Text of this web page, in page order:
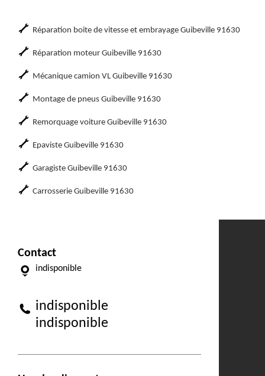
Réparation boite de vitesse et embrayage Guibeville 91630
Réparation moteur Guibeville 91630
Mécanique camion VL Guibeville 91630
Montage de pneus Guibeville 91630
Remorquage voiture Guibeville 91630
Epaviste Guibeville 91630
Garagiste Guibeville 91630
Carrosserie Guibeville 91630
Contact
indisponible
indisponible
indisponible